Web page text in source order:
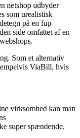
netshop udbyder
som urealistisk
på en fup
side omfattet af en
Som et alternativ
ViaBill, hvis
virksomhed kan man
super spændende.